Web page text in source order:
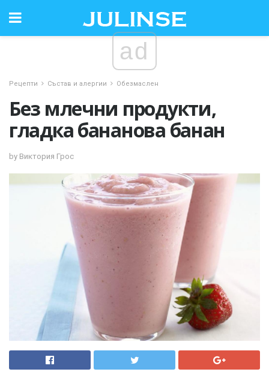
ad
Рецепти Състав и алергии Обезмаслен
Без млечни продукти,
гладка бананова банан
by Виктория Грос